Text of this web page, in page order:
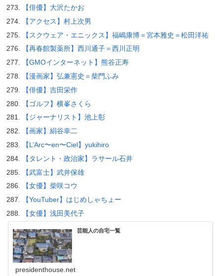
【俳優】大沢たかお
【アクセス】村上次男
【スクウェア・エニックス】福嶋康博＝宮本雅史＝松田洋祐
【再春館製薬所】西川通子＝西川正明
【GMOインターネット】熊谷正寿
【漫画家】弘兼憲史＝柴門ふみ
【俳優】吉田栄作
【ゴルフ】横峯さくら
【ジャーナリスト】池上彰
【画家】絹谷幸二
【L’Arc〜en〜Ciel】yukihiro
【タレント・政治家】ラサール石井
【武富士】武井保雄
【女優】柴咲コウ
【YouTuber】はじめしゃちょー
【女優】浅田美代子
芸能人の自宅一覧
presidenthouse.net